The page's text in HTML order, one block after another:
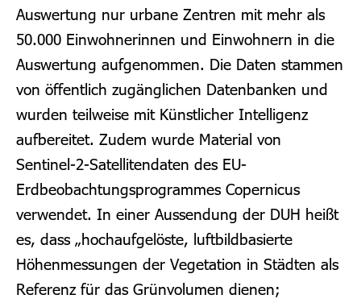
Auswertung nur urbane Zentren mit mehr als
50.000 Einwohnerinnen und Einwohnern in die
Auswertung aufgenommen. Die Daten stammen
von öffentlich zugänglichen Datenbanken und
wurden teilweise mit Künstlicher Intelligenz
aufbereitet. Zudem wurde Material von
Sentinel-2-Satellitendaten des EU-
Erdbeobachtungsprogrammes Copernicus
verwendet. In einer Aussendung der DUH heißt
es, dass „hochaufgelöste, luftbildbasierte
Höhenmessungen der Vegetation in Städten als
Referenz für das Grünvolumen dienen;